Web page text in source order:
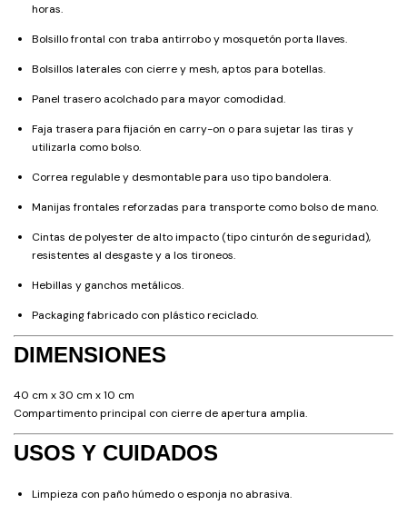
horas.
Bolsillo frontal con traba antirrobo y mosquetón porta llaves.
Bolsillos laterales con cierre y mesh, aptos para botellas.
Panel trasero acolchado para mayor comodidad.
Faja trasera para fijación en carry-on o para sujetar las tiras y
utilizarla como bolso.
Correa regulable y desmontable para uso tipo bandolera.
Manijas frontales reforzadas para transporte como bolso de mano.
Cintas de polyester de alto impacto (tipo cinturón de seguridad),
resistentes al desgaste y a los tironeos.
Hebillas y ganchos metálicos.
Packaging fabricado con plástico reciclado.
DIMENSIONES
40 cm x 30 cm x 10 cm
Compartimento principal con cierre de apertura amplia.
USOS Y CUIDADOS
Limpieza con paño húmedo o esponja no abrasiva.